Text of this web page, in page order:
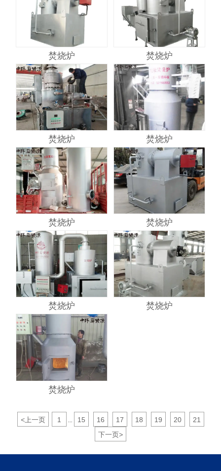
焚烧炉 焚烧炉
焚烧炉 焚烧炉
焚烧炉 焚烧炉
焚烧炉 焚烧炉
焚烧炉
<上一页 1 ... 15 16 17 18 19 20
21
下一页>